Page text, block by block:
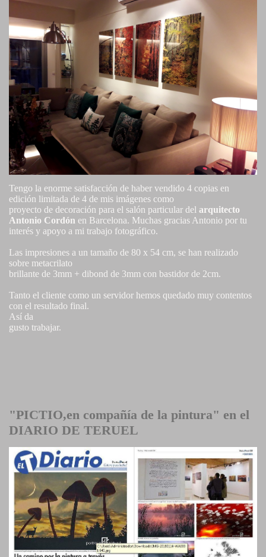
Tengo la enorme satisfacción de haber vendido 4 copias en
edición limitada de 4 de mis imágenes como
proyecto de decoración para el salón particular del arquitecto
Antonio Cordón en Barcelona. Muchas gracias Antonio por tu
interés y apoyo a mi trabajo fotográfico.
Las impresiones a un tamaño de 80 x 54 cm, se han realizado
sobre metacrilato
brillante de 3mm + dibond de 3mm con bastidor de 2cm.
Tanto el cliente como un servidor hemos quedado muy contentos
con el resultado final.
Así da
gusto trabajar.
"PICTIO,en compañía de la pintura" en el
DIARIO DE TERUEL